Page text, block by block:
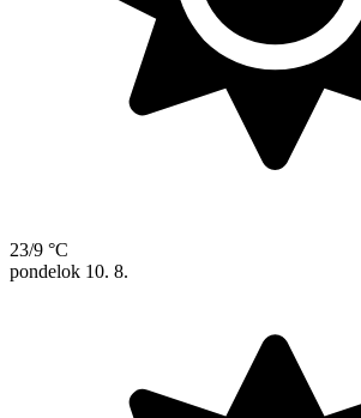
23/9 °C
pondelok 10. 8.